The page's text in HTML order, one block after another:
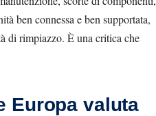
ben connessa e ben supportata,
di rimpiazzo. È una critica che
Europa valuta